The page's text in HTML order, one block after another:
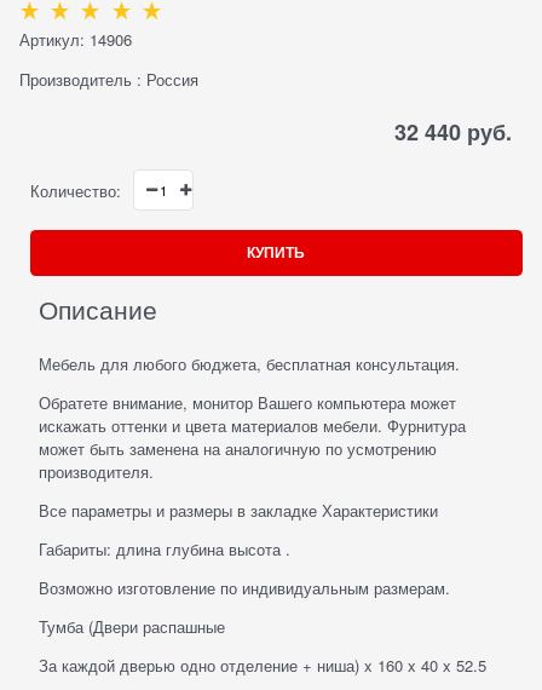
Артикул: 14906
Производитель : Россия
32 440 руб.
Количество:
КУПИТЬ
Описание
Мебель для любого бюджета, бесплатная консультация.
Обратете внимание, монитор Вашего компьютера может
искажать оттенки и цвета материалов мебели. Фурнитура
может быть заменена на аналогичную по усмотрению
производителя.
Все параметры и размеры в закладке Характеристики
Габариты: длина глубина высота .
Возможно изготовление по индивидуальным размерам.
Тумба (Двери распашные
За каждой дверью одно отделение + ниша) x 160 x 40 x 52.5